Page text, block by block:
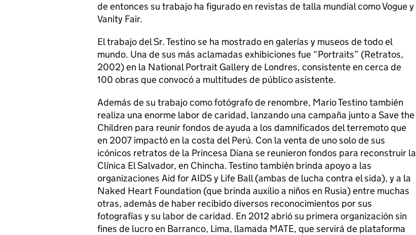
de entonces su trabajo ha figurado en revistas de talla mundial como Vogue y
Vanity Fair.
El trabajo del Sr. Testino se ha mostrado en galerías y museos de todo el
mundo. Una de sus más aclamadas exhibiciones fue “Portraits” (Retratos,
2002) en la National Portrait Gallery de Londres, consistente en cerca de
100 obras que convocó a multitudes de público asistente.
Además de su trabajo como fotógrafo de renombre, Mario Testino también
realiza una enorme labor de caridad, lanzando una campaña junto a Save the
Children para reunir fondos de ayuda a los damnificados del terremoto que
en 2007 impactó en la costa del Perú. Con la venta de uno solo de sus
icónicos retratos de la Princesa Diana se reunieron fondos para reconstruir la
Clínica El Salvador, en Chincha. Testino también brinda apoyo a las
organizaciones Aid for AIDS y Life Ball (ambas de lucha contra el sida), y a la
Naked Heart Foundation (que brinda auxilio a niños en Rusia) entre muchas
otras, además de haber recibido diversos reconocimientos por sus
fotografías y su labor de caridad. En 2012 abrió su primera organización sin
fines de lucro en Barranco, Lima, llamada MATE, que servirá de plataforma